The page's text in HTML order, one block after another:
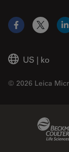
US | ko
© 2026 Leica
Facebook
X